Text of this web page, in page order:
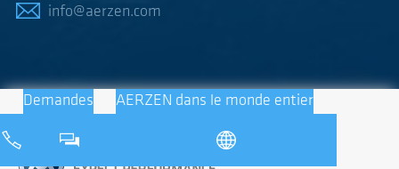
info@aerzen.com
Demandes AERZEN dans le monde entier